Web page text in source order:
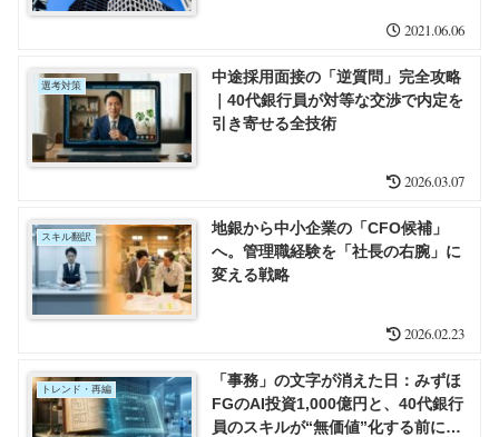
2021.06.06
選考対策
中途採用面接の「逆質問」完全攻略
｜40代銀行員が対等な交渉で内定を
引き寄せる全技術
2026.03.07
スキル翻訳
地銀から中小企業の「CFO候補」
へ。管理職経験を「社長の右腕」に
変える戦略
2026.02.23
トレンド・再編
「事務」の文字が消えた日：みずほ
FGのAI投資1,000億円と、40代銀行
員のスキルが“無価値”化する前にす